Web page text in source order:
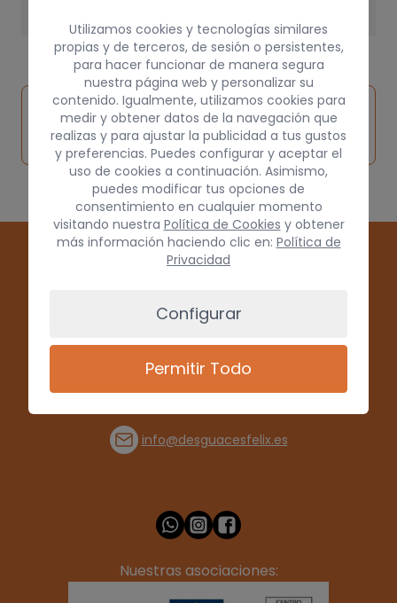
5 kg
Inspeccionar
vehículo de
origen
Solicitar
pieza
Consultar
por
(+34) 928 715008
info@desguacesfelix.es
Nuestras asociaciones:
Utilizamos cookies y tecnologías similares
propias y de terceros, de sesión o persistentes,
para hacer funcionar de manera segura
nuestra página web y personalizar su
contenido. Igualmente, utilizamos cookies para
medir y obtener datos de la navegación que
realizas y para ajustar la publicidad a tus gustos
y preferencias. Puedes configurar y aceptar el
uso de cookies a continuación. Asimismo,
puedes modificar tus opciones de
consentimiento en cualquier momento
visitando nuestra Política de Cookies y obtener
más información haciendo clic en: Política de
Privacidad
Configurar
Permitir Todo